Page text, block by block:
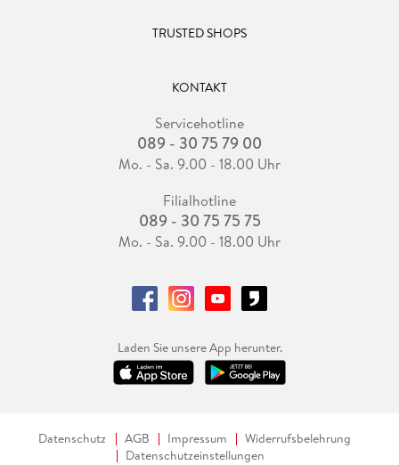
TRUSTED SHOPS
KONTAKT
Servicehotline
089 - 30 75 79 00
Mo. - Sa. 9.00 - 18.00 Uhr
Filialhotline
089 - 30 75 75 75
Mo. - Sa. 9.00 - 18.00 Uhr
Laden Sie unsere App herunter.
Datenschutz AGB Impressum
Widerrufsbelehrung
Datenschutzeinstellungen